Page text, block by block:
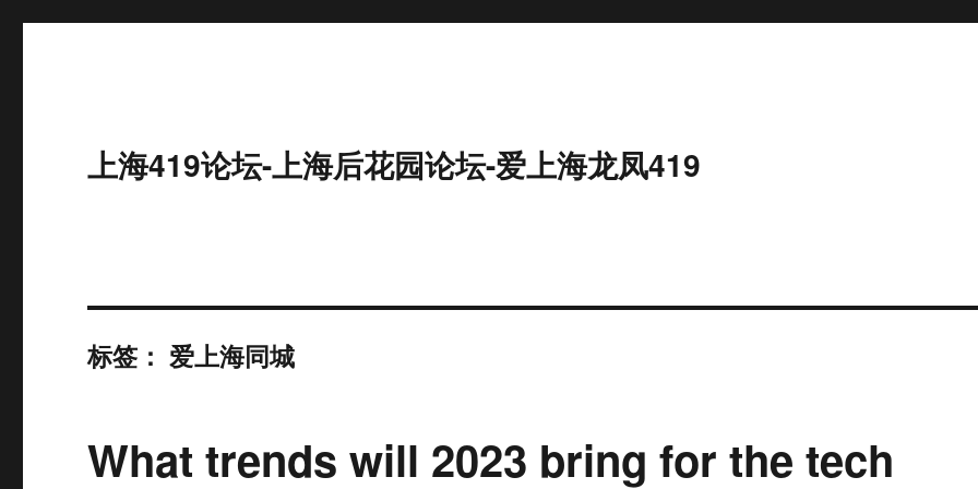
上海419论坛-上海后花园论坛-爱上海龙凤419
标签：爱上海同城
What trends will 2023 bring for the tech